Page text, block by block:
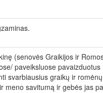
(senovės Graikijos ir
paveiksluose
svarbiausius graikų ir
meno savitumą ir gebės jas